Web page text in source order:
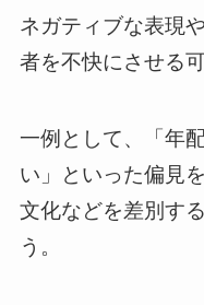
ネガティブな表現
者を不快にさせる
一例として、「年
い」といった偏見
文化などを差別す
う。